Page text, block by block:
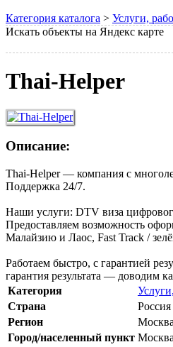
Категория каталога > Услуги,
Искать объекты на Яндекс карте
Thai-Helper
Описание:
Thai-Helper — компания с
Поддержка 24/7.
Наши услуги: DTV виза
Предоставляем возможность
Малайзию и Лаос, Fast Track /
Работаем быстро, с гарантией
гарантия результата — доводим
Категория
Страна
Россия
Регион
Город/населенный пункт Москва